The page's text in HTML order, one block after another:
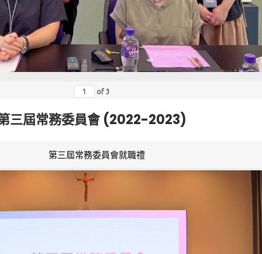
of 3
三屆常務委員會 (2022-2023)
第三屆常務委員會就職禮